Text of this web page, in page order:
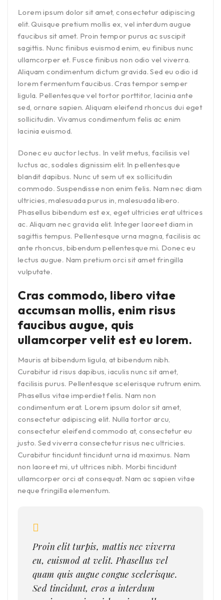
Lorem ipsum dolor sit amet, consectetur adipiscing
elit. Quisque pretium mollis ex, vel interdum augue
faucibus sit amet. Proin tempor purus ac suscipit
sagittis. Nunc finibus euismod enim, eu finibus nunc
ullamcorper et. Fusce finibus non odio vel viverra.
Aliquam condimentum dictum gravida. Sed eu odio id
lorem fermentum faucibus. Cras tempor semper
ligula. Pellentesque vel tortor porttitor, lacinia ante
sed, ornare sapien. Aliquam eleifend rhoncus dui eget
sollicitudin. Vivamus condimentum felis ac enim
lacinia euismod.
Donec eu auctor lectus. In velit metus, facilisis vel
luctus ac, sodales dignissim elit. In pellentesque
blandit dapibus. Nunc ut sem ut ex sollicitudin
commodo. Suspendisse non enim felis. Nam nec diam
ultricies, malesuada purus in, malesuada libero.
Phasellus bibendum est ex, eget ultricies erat ultrices
ac. Aliquam nec gravida elit. Integer laoreet diam in
sagittis tempus. Pellentesque urna magna, facilisis ac
ante rhoncus, bibendum pellentesque mi. Donec eu
lectus augue. Nam pretium orci sit amet fringilla
vulputate.
Cras commodo, libero vitae
accumsan mollis, enim risus
faucibus augue, quis
ullamcorper velit est eu lorem.
Mauris at bibendum ligula, at bibendum nibh.
Curabitur id risus dapibus, iaculis nunc sit amet,
facilisis purus. Pellentesque scelerisque rutrum enim.
Phasellus vitae imperdiet felis. Nam non
condimentum erat. Lorem ipsum dolor sit amet,
consectetur adipiscing elit. Nulla tortor arcu,
consectetur eleifend commodo at, consectetur eu
justo. Sed viverra consectetur risus nec ultricies.
Curabitur tincidunt tincidunt urna id maximus. Nam
non laoreet mi, ut ultrices nibh. Morbi tincidunt
ullamcorper orci at consequat. Nam ac sapien vitae
neque fringilla elementum.
Proin elit turpis, mattis nec viverra
eu, euismod at velit. Phasellus vel
quam quis augue congue scelerisque.
Sed tincidunt, eros a interdum